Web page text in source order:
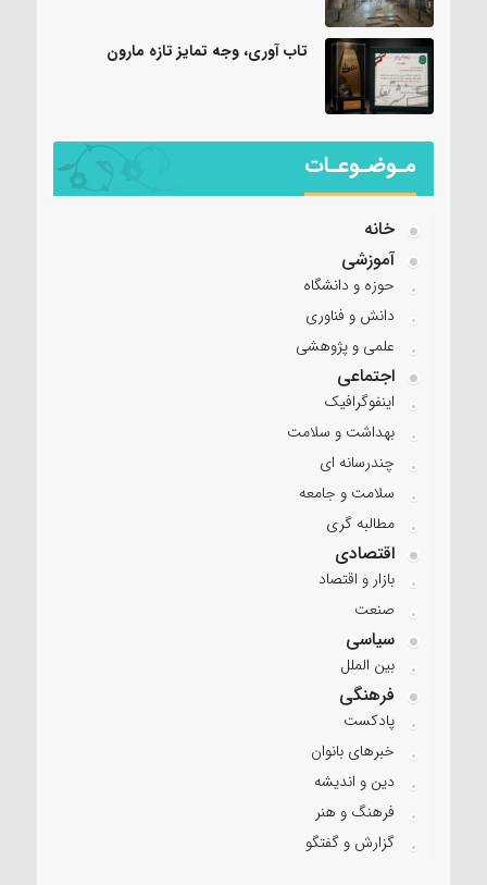
تاب آوری، وجه تمایز تازه مارون
مـوضـوعـات
خانه
آموزشی
حوزه و دانشگاه
دانش و فناوری
علمی و پژوهشی
اجتماعی
اینفوگرافیک
بهداشت و سلامت
چندرسانه ای
سلامت و جامعه
مطالبه گری
اقتصادی
بازار و اقتصاد
صنعت
سیاسی
بین الملل
فرهنگی
پادکست
خبرهای بانوان
دین و اندیشه
فرهنگ و هنر
گزارش و گفتگو